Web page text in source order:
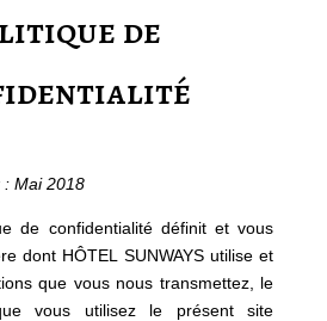
de
: Mai 2018
de confidentialité définit et vous
dont HÔTEL SUNWAYS utilise et
que vous nous transmettez, le
vous utilisez le présent site